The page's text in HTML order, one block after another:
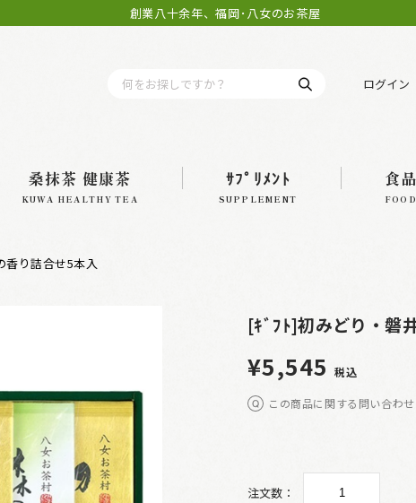
創業八十余年、福岡･八女のお茶屋
ログイン
桑抹茶 健康茶
KUWA HEALTHY TEA
ｻﾌﾟﾘﾒﾝﾄ
SUPPLEMENT
食品
FOOD
香り詰合せ5本入
[ｷﾞﾌﾄ]初みどり・磐
¥5,545 税込
この商品に関する問い合わ
注文数：